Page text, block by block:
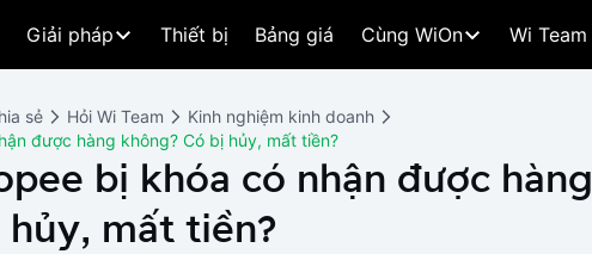
Giải pháp Thiết bị Bảng giá Cùng WiOn Wi Team
sẻ Hỏi Wi Team
Kinh nghiệm kinh doanh
được hàng không? Có bị hủy, mất tiền?
bị khóa có nhận được hàng
mất tiền?